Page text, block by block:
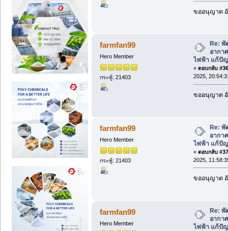
ขออนุญาต
farmfan99
Hero Member
กระทู้: 21403
Re:
อากา
ไฟฟ้า แก้ปั
« ตอบกลับ
2025,
ขออนุญาต
farmfan99
Hero Member
กระทู้: 21403
Re: พั
อากา
ไฟฟ้า แก้ปั
« ตอบกลับ
2025,
ขออนุญาต
farmfan99
Hero Member
Re: พั
อากา
ไฟฟ้า แก้ปั